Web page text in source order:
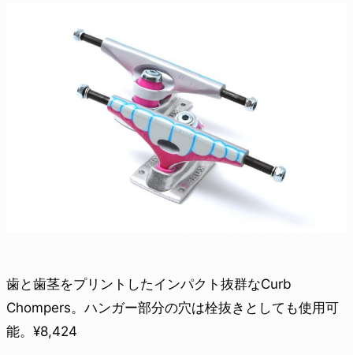
歯と歯茎をプリントしたインパクト抜群なCurb
Chompers。ハンガー部分の穴は栓抜きとしても使用可
能。¥8,424